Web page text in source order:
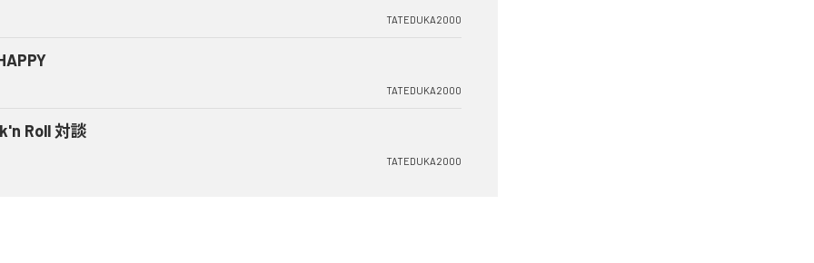
TATEDUKA2000
TATEDUKA2000
Roll 対談
TATEDUKA2000